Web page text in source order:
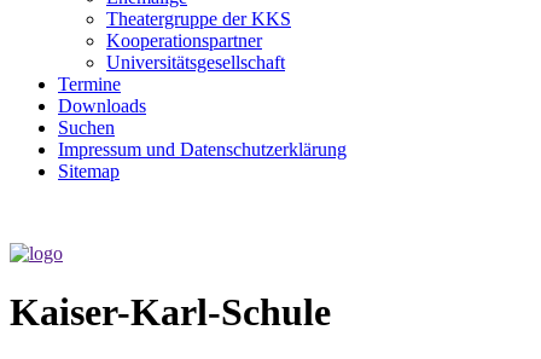
Theater­gruppe der KKS
Kooperationspartner
Universitätsgesellschaft
Termine
Downloads
Suchen
Impressum und Datenschutzerklärung
Sitemap
Kaiser-Karl-Schule